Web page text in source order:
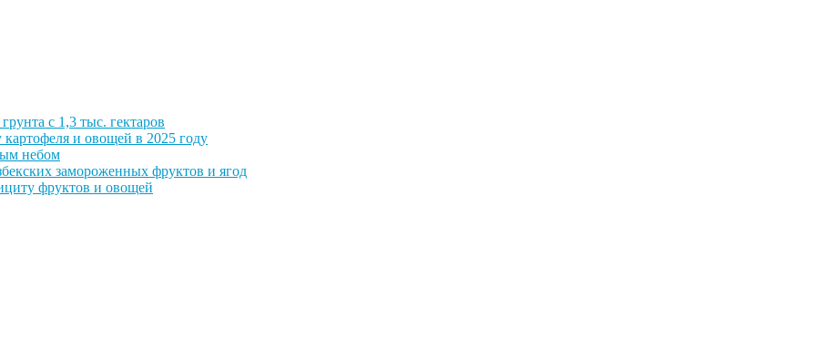
с 1,3 тыс. гектаров
и овощей в 2025 году
небом
замороженных фруктов и ягод
фруктов и овощей